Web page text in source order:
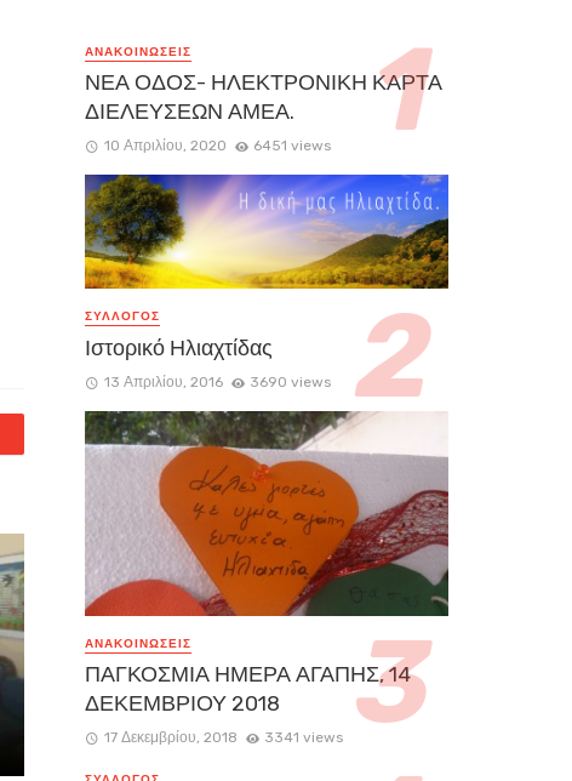
ΑΝΑΚΟΙΝΏΣΕΙΣ
ΝΕΑ ΟΔΟΣ- ΗΛΕΚΤΡΟΝΙΚΗ ΚΑΡΤΑ
ΔΙΕΛΕΥΣΕΩΝ ΑΜΕΑ.
10 Απριλίου, 2020 6451 views
ΣΥΛΛΟΓΟΣ
Ιστορικό Ηλιαχτίδας
13 Απριλίου, 2016 3690 views
ΑΝΑΚΟΙΝΏΣΕΙΣ
ΠΑΓΚΟΣΜΙΑ ΗΜΕΡΑ ΑΓΑΠΗΣ, 14
ΔΕΚΕΜΒΡΙΟΥ 2018
17 Δεκεμβρίου, 2018 3341 views